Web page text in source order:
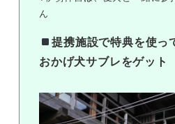
ん
提携施設で特典を使っ
おかげ犬サブレをゲット